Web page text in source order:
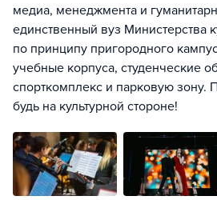
медиа, менеджмента и
единственный вуз Министерства
по принципу пригородного
учебные корпуса, студенческие
спорткомплекс и парковую зону.
будь на культурной стороне!